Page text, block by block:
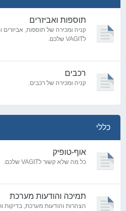
תוספות ואביזרים
קניה ומכירה של תוספות, אביזרים
לVAGIT שלכם.
רכבים
קניה ומכירה של רכבים.
כללי
אוף-טופיק
כל מה שלא קשור לVAGIT שלכם.
תמיכה והודעות מערכת
הצהרות והודעות מערכת, בדיקות